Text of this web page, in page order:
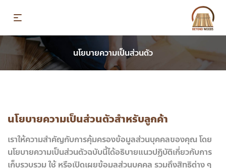
นโยบายความเป็นส่วนตัว
นโยบายความเป็นส่วนตัวสำหรับลูกค้า
เราให้ความสำคัญกับการคุ้มครองข้อมูลส่วนบุคคลของคุณ โดย
นโยบายความเป็นส่วนตัวฉบับนี้ได้อธิบายแนวปฏิบัติเกี่ยวกับการ
เก็บรวบรวม ใช้ หรือเปิดเผยข้อมูลส่วนบุคคล รวมถึงสิทธิต่าง ๆ